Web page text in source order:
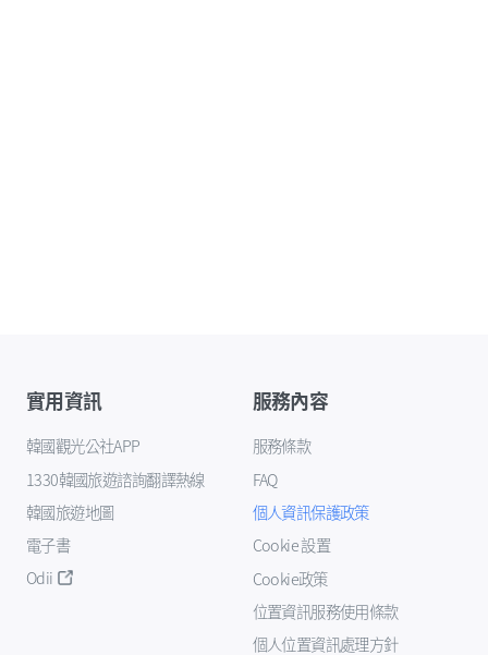
實用資訊
韓國觀光公社APP
1330韓國旅遊諮詢翻譯熱線
韓國旅遊地圖
電子書
Odii
服務內容
服務條款
FAQ
個人資訊保護政策
Cookie 設置
Cookie政策
位置資訊服務使用條款
個人位置資訊處理方針